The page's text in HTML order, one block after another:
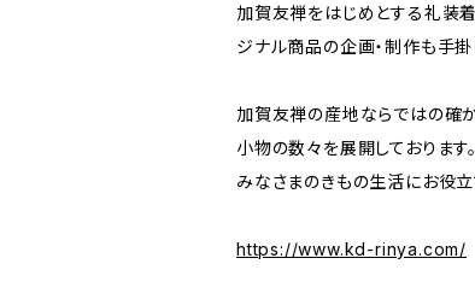
加賀友禅をはじめとする礼装
ジナル商品の企画・制作も手掛
加賀友禅の産地ならではの確
小物の数々を展開しております。
みなさまのきもの生活にお役
https://www.kd-rinya.com/